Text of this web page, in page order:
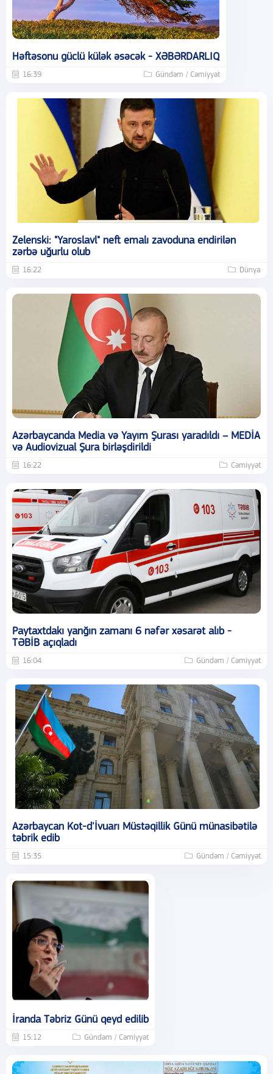
Həftəsonu güclü külək əsəcək - XƏBƏRDARLIQ
16:39 Gündəm / Cəmiyyət
Zelenski: "Yaroslavl" neft emalı zavoduna endirilən
zərbə uğurlu olub
16:22 Dünya
Azərbaycanda Media və Yayım Şurası yaradıldı – MEDİA
və Audiovizual Şura birləşdirildi
16:22 Cəmiyyət
Paytaxtdakı yanğın zamanı 6 nəfər xəsarət alıb -
TƏBİB açıqladı
16:04 Gündəm / Cəmiyyət
Azərbaycan Kot-d'İvuarı Müstəqillik Günü münasibətilə
təbrik edib
15:35 Gündəm / Cəmiyyət
İranda Təbriz Günü qeyd edilib
15:12 Gündəm / Cəmiyyət